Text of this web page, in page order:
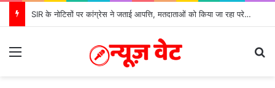
SIR के नोटिसों पर कांग्रेस ने जताई आपत्ति, मतदाताओं को किया जा रहा परेशान: बोले राष्ट्रीय प्रवक्ता आलोक शर्मा